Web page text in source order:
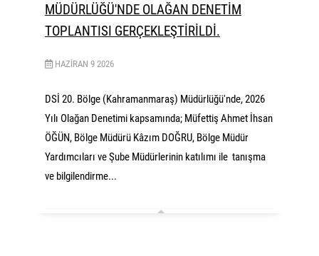
MÜDÜRLÜĞÜ'NDE OLAĞAN DENETİM
TOPLANTISI GERÇEKLEŞTİRİLDİ.
HAZIRAN 9 2026
DSİ 20. Bölge (Kahramanmaraş) Müdürlüğü'nde, 2026
Yılı Olağan Denetimi kapsamında; Müfettiş Ahmet İhsan
ÖĞÜN, Bölge Müdürü Kâzım DOĞRU, Bölge Müdür
Yardımcıları ve Şube Müdürlerinin katılımı ile tanışma
ve bilgilendirme...